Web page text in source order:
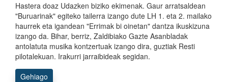
Hastera doaz Udazken biziko ekimenak. Gaur arratsaldean
"Buruarinak" egiteko tailerra izango dute LH 1. eta 2. mailako
haurrek eta igandean "Errimak bi oinetan" dantza ikuskizuna
izango da. Bihar, berriz, Zaldibiako Gazte Asanbladak
antolatuta musika kontzertuak izango dira, guztiak Resti
pilotalekuan. Irakurri jarraibideak segidan.
Gehiago